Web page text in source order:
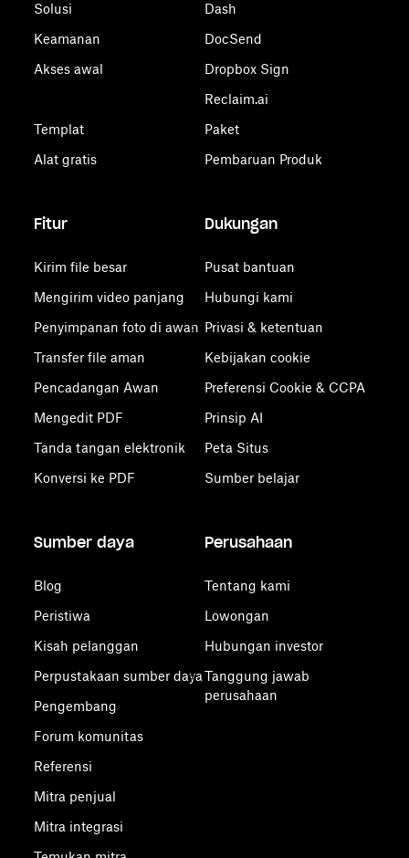
Solusi
Keamanan
Akses awal
Templat
Alat gratis
Dash
DocSend
Dropbox Sign
Reclaim.ai
Paket
Pembaruan Produk
Fitur
Kirim file besar
Mengirim video panjang
Penyimpanan foto di awan
Transfer file aman
Pencadangan Awan
Mengedit PDF
Tanda tangan elektronik
Konversi ke PDF
Dukungan
Pusat bantuan
Hubungi kami
Privasi & ketentuan
Kebijakan cookie
Preferensi Cookie & CCPA
Prinsip AI
Peta Situs
Sumber belajar
Sumber daya
Blog
Peristiwa
Kisah pelanggan
Perpustakaan sumber daya
Pengembang
Forum komunitas
Referensi
Mitra penjual
Mitra integrasi
Perusahaan
Tentang kami
Lowongan
Hubungan investor
Tanggung jawab
perusahaan